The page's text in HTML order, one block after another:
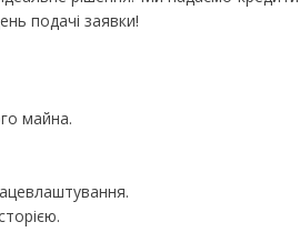
подачі заявки!
майна.